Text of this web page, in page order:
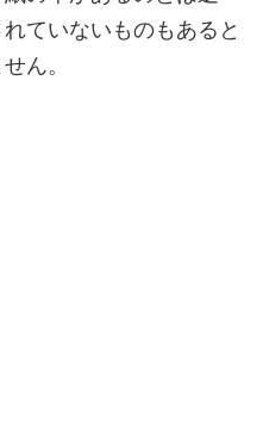
ていないものもある と
ん。